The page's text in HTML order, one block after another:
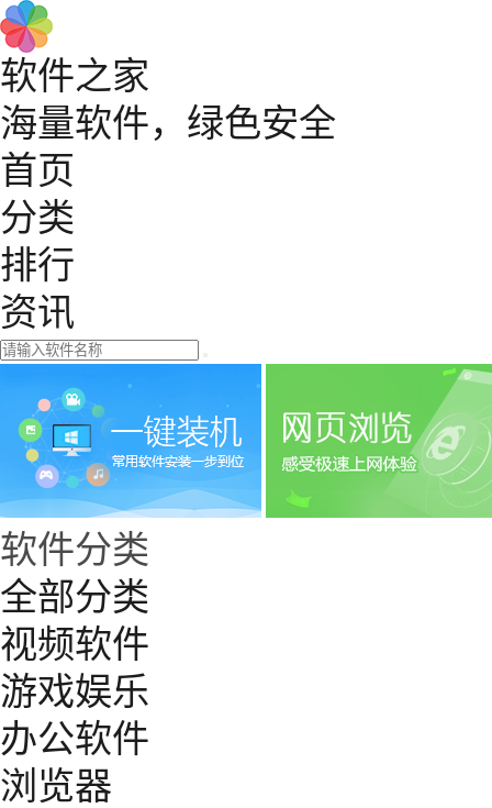
软件之家
海量软件，绿色安全
首页
分类
排行
资讯
软件分类
全部分类
视频软件
游戏娱乐
办公软件
浏览器